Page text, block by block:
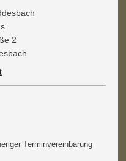
2
Terminvereinbarung